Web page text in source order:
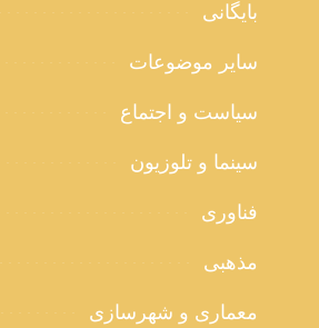
بایگانی
سایر موضوعات
سیاست و اجتماع
سینما و تلوزیون
فناوری
مذهبی
معماری و شهرسازی